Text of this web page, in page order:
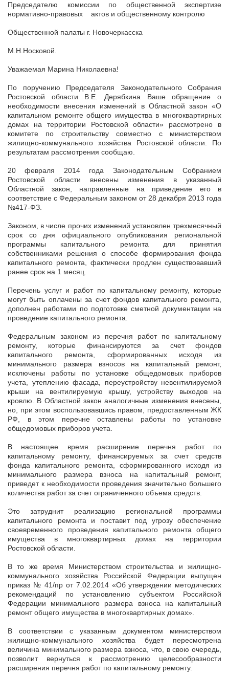
Председателю комиссии по общественной экспертизе
нормативно-правовых актов и общественному контролю
Общественной палаты г. Новочеркасска
М.Н.Носковой.
Уважаемая Марина Николаевна!
По поручению Председателя Законодательного Собрания
Ростовской области В.Е. Дерябкина Ваше обращение о
необходимости внесения изменений в Областной закон «О
капитальном ремонте общего имущества в многоквартирных
домах на территории Ростовской области» рассмотрено в
комитете по строительству совместно с министерством
жилищно-коммунального хозяйства Ростовской области. По
результатам рассмотрения сообщаю.
20 февраля 2014 года Законодательным Собранием
Ростовской области внесены изменения в указанный
Областной закон, направленные на приведение его в
соответствие с Федеральным законом от 28 декабря 2013 года
№417-ФЗ.
Законом, в числе прочих изменений установлен трехмесячный
срок со дня официального опубликования региональной
программы капитального ремонта для принятия
собственниками решения о способе формирования фонда
капитального ремонта, фактически продлен существовавший
ранее срок на 1 месяц.
Перечень услуг и работ по капитальному ремонту, которые
могут быть оплачены за счет фондов капитального ремонта,
дополнен работами по подготовке сметной документации на
проведение капитального ремонта.
Федеральным законом из перечня работ по капитальному
ремонту, которые финансируются за счет фондов
капитального ремонта, сформированных исходя из
минимального размера взносов на капитальный ремонт,
исключены работы по установке общедомовых приборов
учета, утеплению фасада, переустройству невентилируемой
крыши на вентилируемую крышу, устройству выходов на
кровлю. В Областной закон аналогичные изменения внесены,
но, при этом воспользовавшись правом, предоставленным ЖК
РФ, в этом перечне оставлены работы по установке
общедомовых приборов учета.
В настоящее время расширение перечня работ по
капитальному ремонту, финансируемых за счет средств
фонда капитального ремонта, сформированного исходя из
минимального размера взноса на капитальный ремонт,
приведет к необходимости проведения значительно большего
количества работ за счет ограниченного объема средств.
Это затруднит реализацию региональной программы
капитального ремонта и поставит под угрозу обеспечение
своевременного проведения капитального ремонта общего
имущества в многоквартирных домах на территории
Ростовской области.
В то же время Министерством строительства и жилищно-
коммунального хозяйства Российской Федерации выпущен
приказ № 41/пр от 7.02.2014 «Об утверждении методических
рекомендаций по установлению субъектом Российской
Федерации минимального размера взноса на капитальный
ремонт общего имущества в многоквартирных домах».
В соответствии с указанным документом министерством
жилищно-коммунального хозяйства будет пересмотрена
величина минимального размера взноса, что, в свою очередь,
позволит вернуться к рассмотрению целесообразности
расширения перечня работ по капитальному ремонту.